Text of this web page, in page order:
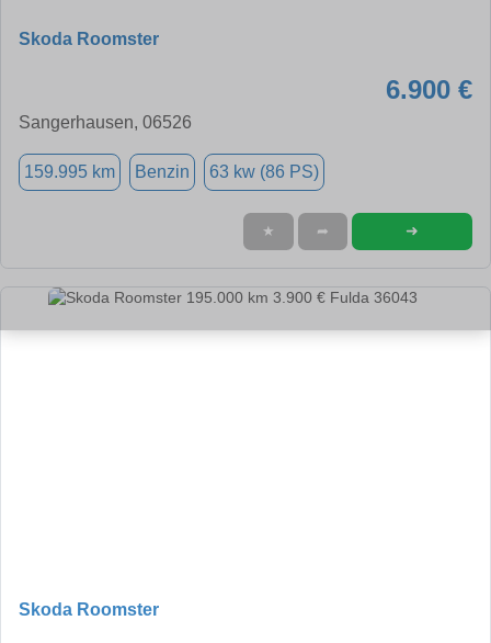
Skoda Roomster
6.900 €
Sangerhausen, 06526
159.995 km Benzin 63 kw (86 PS)
★ ➦ ➜
Skoda Roomster